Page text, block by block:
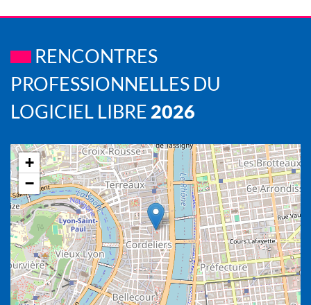
RENCONTRES
PROFESSIONNELLES DU
LOGICIEL LIBRE 2026
+
−